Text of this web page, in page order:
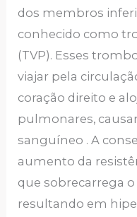
dos membros
conhecido como
(TVP). Esses
viajar pela
coração direito e
pulmonares,
sanguíneo . A
aumento da
que sobrecarrega
resultando em